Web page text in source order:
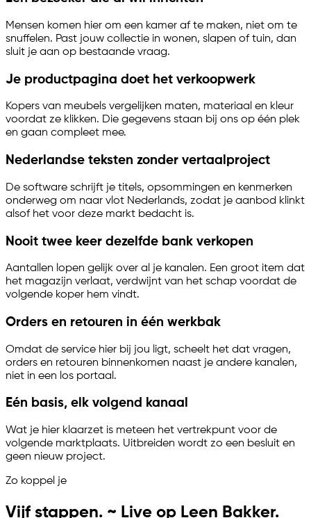
Mensen komen hier om een kamer af te maken, niet om te
snuffelen. Past jouw collectie in wonen, slapen of tuin, dan
sluit je aan op bestaande vraag.
Je productpagina doet het verkoopwerk
Kopers van meubels vergelijken maten, materiaal en kleur
voordat ze klikken. Die gegevens staan bij ons op één plek
en gaan compleet mee.
Nederlandse teksten zonder vertaalproject
De software schrijft je titels, opsommingen en kenmerken
onderweg om naar vlot Nederlands, zodat je aanbod klinkt
alsof het voor deze markt bedacht is.
Nooit twee keer dezelfde bank verkopen
Aantallen lopen gelijk over al je kanalen. Een groot item dat
het magazijn verlaat, verdwijnt van het schap voordat de
volgende koper hem vindt.
Orders en retouren in één werkbak
Omdat de service hier bij jou ligt, scheelt het dat vragen,
orders en retouren binnenkomen naast je andere kanalen,
niet in een los portaal.
Eén basis, elk volgend kanaal
Wat je hier klaarzet is meteen het vertrekpunt voor de
volgende marktplaats. Uitbreiden wordt zo een besluit en
geen nieuw project.
Zo koppel je
Vijf stappen. ~ Live op Leen Bakker.